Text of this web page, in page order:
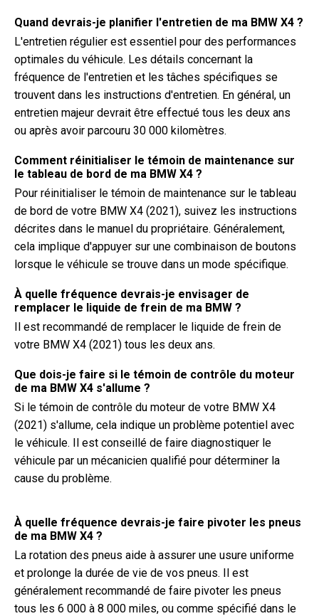
Quand devrais-je planifier l'entretien de ma BMW X4 ?
L'entretien régulier est essentiel pour des performances
optimales du véhicule. Les détails concernant la
fréquence de l'entretien et les tâches spécifiques se
trouvent dans les instructions d'entretien. En général, un
entretien majeur devrait être effectué tous les deux ans
ou après avoir parcouru 30 000 kilomètres.
Comment réinitialiser le témoin de maintenance sur
le tableau de bord de ma BMW X4 ?
Pour réinitialiser le témoin de maintenance sur le tableau
de bord de votre BMW X4 (2021), suivez les instructions
décrites dans le manuel du propriétaire. Généralement,
cela implique d'appuyer sur une combinaison de boutons
lorsque le véhicule se trouve dans un mode spécifique.
À quelle fréquence devrais-je envisager de
remplacer le liquide de frein de ma BMW ?
Il est recommandé de remplacer le liquide de frein de
votre BMW X4 (2021) tous les deux ans.
Que dois-je faire si le témoin de contrôle du moteur
de ma BMW X4 s'allume ?
Si le témoin de contrôle du moteur de votre BMW X4
(2021) s'allume, cela indique un problème potentiel avec
le véhicule. Il est conseillé de faire diagnostiquer le
véhicule par un mécanicien qualifié pour déterminer la
cause du problème.
À quelle fréquence devrais-je faire pivoter les pneus
de ma BMW X4 ?
La rotation des pneus aide à assurer une usure uniforme
et prolonge la durée de vie de vos pneus. Il est
généralement recommandé de faire pivoter les pneus
tous les 6 000 à 8 000 miles, ou comme spécifié dans le